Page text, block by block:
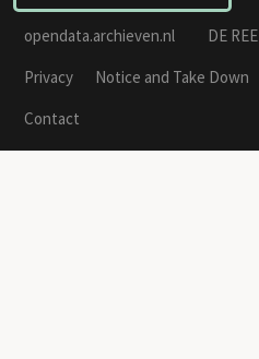
opendata.archieven.nl DE REE
Privacy
Notice and Take Down
Contact